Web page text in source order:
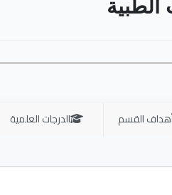
القسم الدرجات العلمية